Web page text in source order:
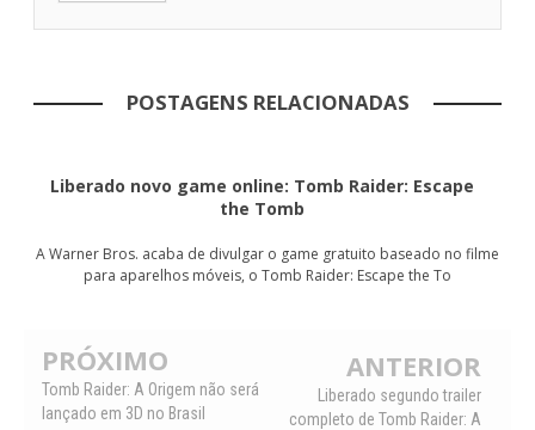
POSTAGENS RELACIONADAS
Liberado novo game online: Tomb Raider: Escape
the Tomb
A Warner Bros. acaba de divulgar o game gratuito baseado no filme
para aparelhos móveis, o Tomb Raider: Escape the To
PRÓXIMO
Tomb Raider: A Origem não será
lançado em 3D no Brasil
ANTERIOR
Liberado segundo trailer
completo de Tomb Raider: A